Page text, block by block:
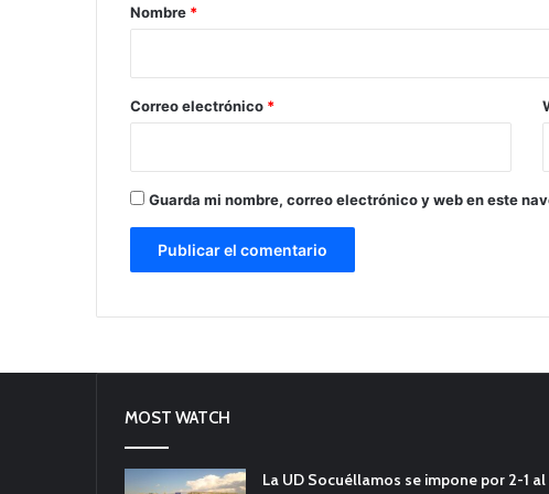
r
*
Nombre *
Correo electrónico *
Guarda mi nombre, correo electrónico y web en este
MOST WATCH
La UD Socuéllamos se impone por 2-1